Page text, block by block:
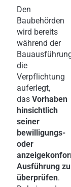
Den
Baubehörden
wird bereits
während der
die
Verpflichtung
auferlegt,
das Vorhaben
hinsichtlich
seiner
bewilligungs-
oder
Ausführung zu
überprüfen.